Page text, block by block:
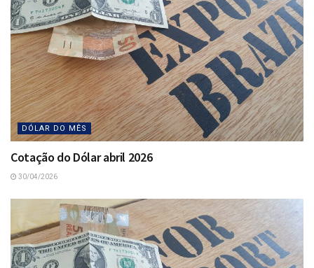
DÓLAR DO MÊS
Cotação do Dólar abril 2026
30/04/2026